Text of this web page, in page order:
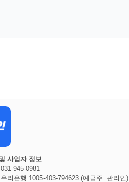
사업자 정보
945-0981
리은행 1005-403-794623 (예금주: 관리인)